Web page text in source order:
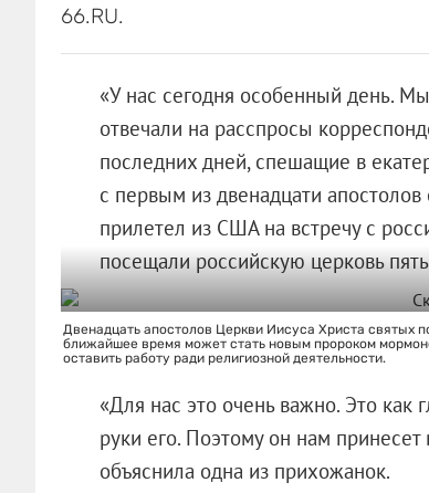
66.RU.
«У нас сегодня особенный день.
отвечали на расспросы
последних дней, спешащие в
с первым из двенадцати
прилетел из США на встречу с
посещали российскую церковь
Двенадцать апостолов Церкви Иисуса Христа святых
ближайшее время может стать новым пророком
оставить работу ради религиозной деятельности.
«Для нас это очень важно. Это как
руки его. Поэтому он нам
объяснила одна из прихожанок.